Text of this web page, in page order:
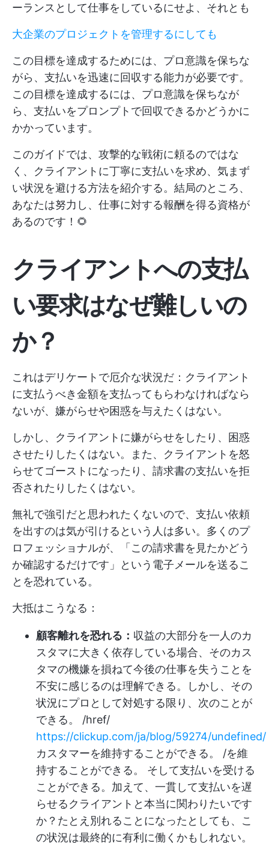
ーランスとして仕事をしているにせよ、それとも
大企業のプロジェクトを管理するにしても
この目標を達成するためには、プロ意識を保ちな
がら、支払いを迅速に回収する能力が必要です。
この目標を達成するには、プロ意識を保ちなが
ら、支払いをプロンプトで回収できるかどうかに
かかっています。
このガイドでは、攻撃的な戦術に頼るのではな
く、クライアントに丁寧に支払いを求め、気まず
い状況を避ける方法を紹介する。結局のところ、
あなたは努力し、仕事に対する報酬を得る資格が
あるのです！🌻
クライアントへの支払
い要求はなぜ難しいの
か？
これはデリケートで厄介な状況だ：クライアント
に支払うべき金額を支払ってもらわなければなら
ないが、嫌がらせや困惑を与えたくはない。
しかし、クライアントに嫌がらせをしたり、困惑
させたりしたくはない。また、クライアントを怒
らせてゴーストになったり、請求書の支払いを拒
否されたりしたくはない。
無礼で強引だと思われたくないので、支払い依頼
を出すのは気が引けるという人は多い。多くのプ
ロフェッショナルが、「この請求書を見たかどう
か確認するだけです」という電子メールを送るこ
とを恐れている。
大抵はこうなる：
顧客離れを恐れる： 収益の大部分を一人のカ
スタマに大きく依存している場合、そのカス
タマの機嫌を損ねて今後の仕事を失うことを
不安に感じるのは理解できる。しかし、その
状況にプロとして対処する限り、次のことが
できる。 /href/
https://clickup.com/ja/blog/59274/undefined/
カスタマーを維持することができる。 /を維
持することができる。 そして支払いを受ける
ことができる。加えて、一貫して支払いを遅
らせるクライアントと本当に関わりたいです
か？たとえ別れることになったとしても、こ
の状況は最終的に有利に働くかもしれない。